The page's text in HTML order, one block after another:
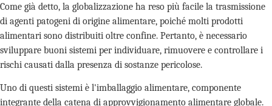
Come già detto, la globalizzazione ha reso più facile la trasmissione
di agenti patogeni di origine alimentare, poiché molti prodotti
alimentari sono distribuiti oltre confine. Pertanto, è necessario
sviluppare buoni sistemi per individuare, rimuovere e controllare i
rischi causati dalla presenza di sostanze pericolose.
Uno di questi sistemi è l'imballaggio alimentare, componente
integrante della catena di approvvigionamento alimentare globale.